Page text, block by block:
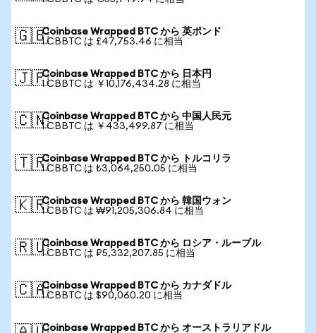
🇬🇧Coinbase Wrapped BTC から 英ポンド
1 CBBTC は £47,753.46 に相当
🇯🇵Coinbase Wrapped BTC から 日本円
1 CBBTC は ￥10,176,434.28 に相当
🇨🇳Coinbase Wrapped BTC から 中国人民元
1 CBBTC は ￥433,499.87 に相当
🇹🇷Coinbase Wrapped BTC から トルコリラ
1 CBBTC は ₺3,064,250.05 に相当
🇰🇷Coinbase Wrapped BTC から 韓国ウォン
1 CBBTC は ₩91,205,306.84 に相当
🇷🇺Coinbase Wrapped BTC から ロシア・ルーブル
1 CBBTC は ₽5,332,207.85 に相当
🇨🇦Coinbase Wrapped BTC から カナダドル
1 CBBTC は $90,060.20 に相当
Coinbase Wrapped BTC から オーストラリアドル